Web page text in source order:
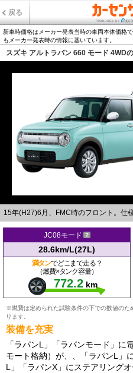
戻る
新車時価格はメーカー発表当時の車両本体価格
もメーカー発表時の情報に基いています。
スズキ アルトラパン 660 モード 4WD
15年(H27)6月、FMC時のフロント。仕
JC08モード
28.6km/L(27L)
満タンでどこまで走る？
（燃費×タンク容量）
772.2 km
※燃費は定められた試験条件の下での数値のた
ります。
装備を充実
「ラパンL」「ラパンモード」に
モート格納）が、、「ラパンL」
L」「ラパンX」にステアリング